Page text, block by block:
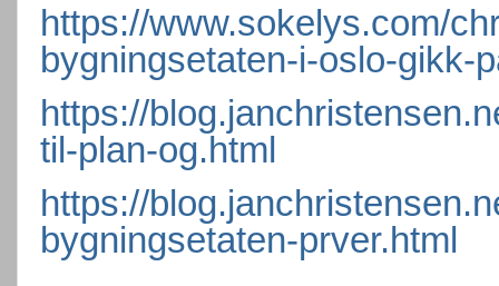
https://www.sokelys.com/
bygningsetaten-i-oslo-gikk-
https://
til-plan-og.html
https://
bygningsetaten-prver.html